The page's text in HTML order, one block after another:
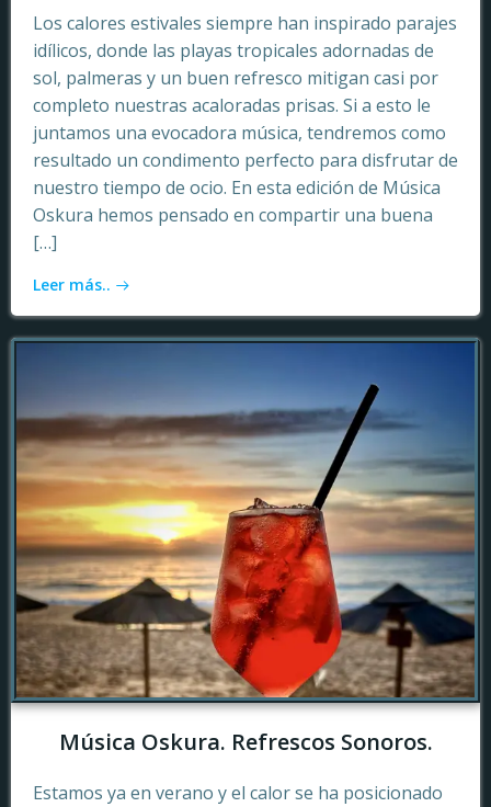
Los calores estivales siempre han inspirado parajes
idílicos, donde las playas tropicales adornadas de
sol, palmeras y un buen refresco mitigan casi por
completo nuestras acaloradas prisas. Si a esto le
juntamos una evocadora música, tendremos como
resultado un condimento perfecto para disfrutar de
nuestro tiempo de ocio. En esta edición de Música
Oskura hemos pensado en compartir una buena
[…]
Leer más..
Música Oskura. Refrescos Sonoros.
Estamos ya en verano y el calor se ha posicionado